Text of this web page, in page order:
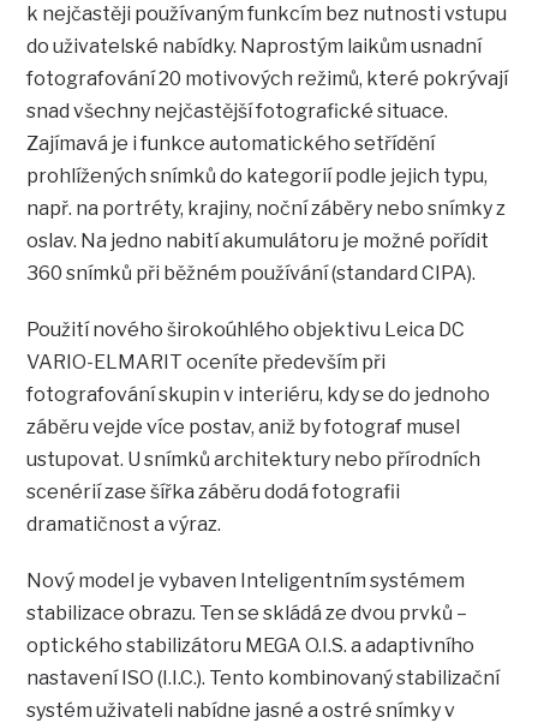
k nejčastěji používaným funkcím bez nutnosti vstupu
do uživatelské nabídky. Naprostým laikům usnadní
fotografování 20 motivových režimů, které pokrývají
snad všechny nejčastější fotografické situace.
Zajímavá je i funkce automatického setřídění
prohlížených snímků do kategorií podle jejich typu,
např. na portréty, krajiny, noční záběry nebo snímky z
oslav. Na jedno nabití akumulátoru je možné pořídit
360 snímků při běžném používání (standard CIPA).
Použití nového širokoúhlého objektivu Leica DC
VARIO-ELMARIT oceníte především při
fotografování skupin v interiéru, kdy se do jednoho
záběru vejde více postav, aniž by fotograf musel
ustupovat. U snímků architektury nebo přírodních
scenérií zase šířka záběru dodá fotografii
dramatičnost a výraz.
Nový model je vybaven Inteligentním systémem
stabilizace obrazu. Ten se skládá ze dvou prvků –
optického stabilizátoru MEGA O.I.S. a adaptivního
nastavení ISO (I.I.C.). Tento kombinovaný stabilizační
systém uživateli nabídne jasné a ostré snímky v